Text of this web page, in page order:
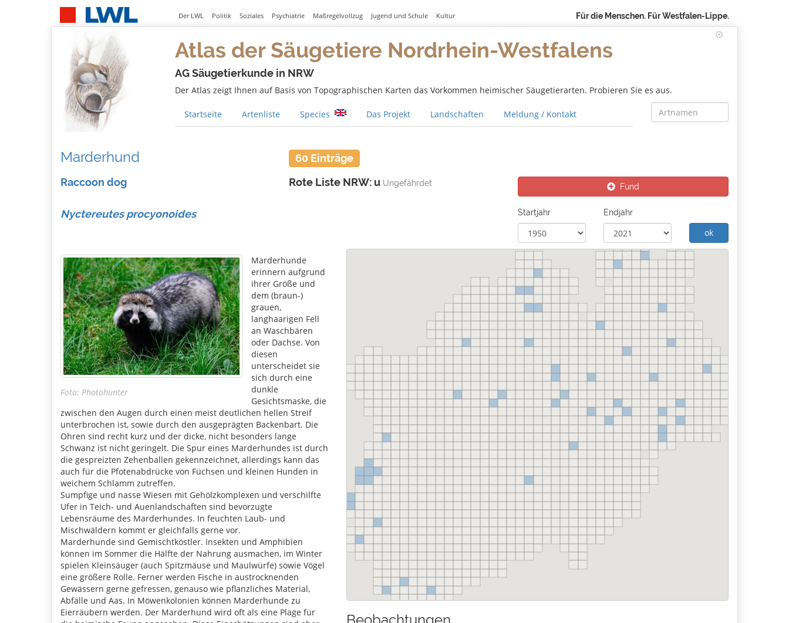
Der LWL Politik Soziales Psychiatrie Maßregelvollzug Jugend und Schule Kultur Für die Menschen. Für Westfalen-Lippe.
Atlas der Säugetiere Nordrhein-Westfalens
AG Säugetierkunde in NRW
Der Atlas zeigt Ihnen auf Basis von Topographischen Karten das Vorkommen heimischer Säugetierarten. Probieren Sie es aus.
Startseite Artenliste Species Das Projekt Landschaften Meldung / Kontakt
Marderhund
60 Einträge
Raccoon dog
Rote Liste NRW: u Ungefährdet Fund
Nyctereutes procyonoides Startjahr Endjahr
ok
Foto: Photohunter
Marderhunde
erinnern aufgrund
ihrer Größe und
dem (braun-)
grauen,
langhaarigen Fell
an Waschbären
oder Dachse. Von
diesen
unterscheidet sie
sich durch eine
dunkle
Gesichtsmaske, die
zwischen den Augen durch einen meist deutlichen hellen Streif
unterbrochen ist, sowie durch den ausgeprägten Backenbart. Die
Ohren sind recht kurz und der dicke, nicht besonders lange
Schwanz ist nicht geringelt. Die Spur eines Marderhundes ist durch
die gespreizten Zehenballen gekennzeichnet, allerdings kann das
auch für die Pfotenabdrücke von Füchsen und kleinen Hunden in
weichem Schlamm zutreffen.
Sumpfige und nasse Wiesen mit Gehölzkomplexen und verschilfte
Ufer in Teich- und Auenlandschaften sind bevorzugte
Lebensräume des Marderhundes. In feuchten Laub- und
Mischwäldern kommt er gleichfalls gerne vor.
Marderhunde sind Gemischtköstler. Insekten und Amphibien
können im Sommer die Hälfte der Nahrung ausmachen, im Winter
spielen Kleinsäuger (auch Spitzmäuse und Maulwürfe) sowie Vögel
eine größere Rolle. Ferner werden Fische in austrocknenden
Gewässern gerne gefressen, genauso wie pflanzliches Material,
Abfälle und Aas. In Möwenkolonien können Marderhunde zu
Eierräubern werden. Der Marderhund wird oft als eine Plage für